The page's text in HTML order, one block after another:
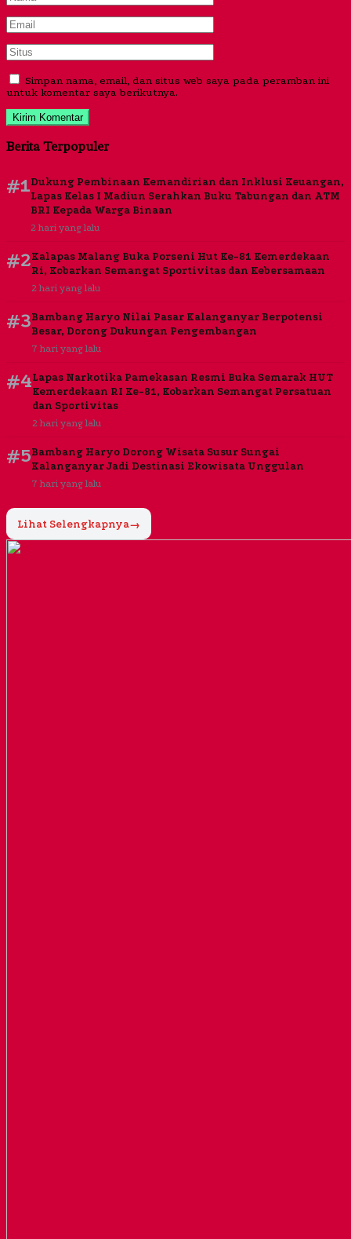
Simpan nama, email, dan situs web saya pada peramban ini
untuk komentar saya berikutnya.
Berita Terpopuler
#1Dukung Pembinaan Kemandirian dan Inklusi Keuangan,
Lapas Kelas I Madiun Serahkan Buku Tabungan dan ATM
BRI Kepada Warga Binaan
2 hari yang lalu
#2Kalapas Malang Buka Porseni Hut Ke-81 Kemerdekaan
Ri, Kobarkan Semangat Sportivitas dan Kebersamaan
2 hari yang lalu
#3Bambang Haryo Nilai Pasar Kalanganyar Berpotensi
Besar, Dorong Dukungan Pengembangan
7 hari yang lalu
#4Lapas Narkotika Pamekasan Resmi Buka Semarak HUT
Kemerdekaan RI Ke-81, Kobarkan Semangat Persatuan
dan Sportivitas
2 hari yang lalu
#5Bambang Haryo Dorong Wisata Susur Sungai
Kalanganyar Jadi Destinasi Ekowisata Unggulan
7 hari yang lalu
Lihat Selengkapnya→